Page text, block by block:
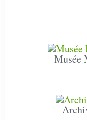
Musée